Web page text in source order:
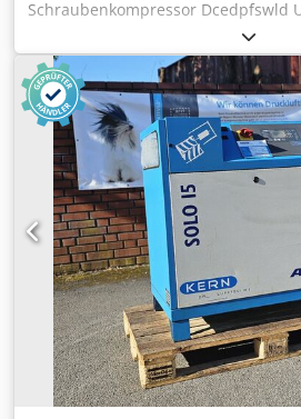
Schraubenkompressor Dcedpfswld
Vollautomatische, intern komplett
verdrahtete Kompaktanlage,
verdichtend, luftgekühlt,
10,00bar Motorleistung: 37,00kW